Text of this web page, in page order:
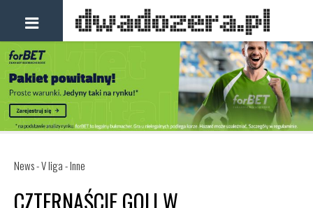
News - V liga - Inne
CZTERNAŚCIE GOLI W